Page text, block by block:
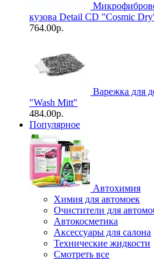
кузова Detail CD "Cosmic
764.00р.
Варежка для
"Wash Mitt"
484.00р.
Популярное
Автохимия
Химия для автомоек
Очистители для
Автокосметика
Аксессуары для салона
Технические жидкости
Смотреть все